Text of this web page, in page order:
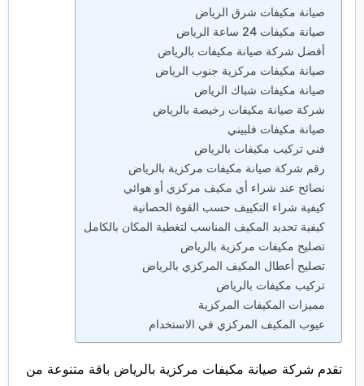
صيانة مكيفات شرق الرياض
صيانة مكيفات 24 ساعة الرياض
أفضل شركة صيانة مكيفات بالرياض
صيانة مكيفات مركزية جنوب الرياض
صيانة مكيفات شباك الرياض
شركة صيانة مكيفات رخيصة بالرياض
صيانة مكيفات فلبيني
فني تركيب مكيفات بالرياض
رقم شركة صيانة مكيفات مركزية بالرياض
نصائح عند شراء أي مكيف مركزي أو هوائي
كيفية شراء التكييف حسب القوة الحصانية
كيفية تحديد المكيف المناسب لتغطية المكان بالكامل
تصليح مكيفات مركزية بالرياض
تصليح أعطال المكيف المركزي بالرياض
تركيب مكيفات بالرياض
مميزات المكيفات المركزية
عيوب المكيف المركزي في الاستخدام
تقدم شركة صيانة مكيفات مركزية بالرياض باقة متنوعة من